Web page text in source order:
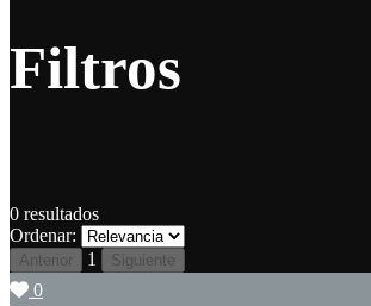
Filtros
0 resultados
Ordenar:
Anterior 1 Siguiente
0